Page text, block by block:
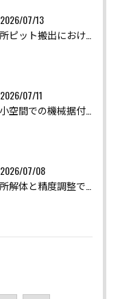
2026/07/13
2026/07/11
2026/07/08